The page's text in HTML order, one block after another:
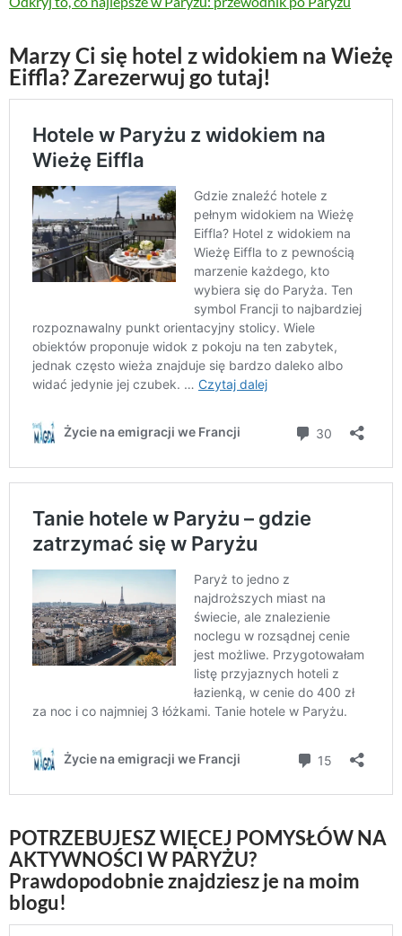
Marzy Ci się hotel z widokiem na Wieżę
Eiffla? Zarezerwuj go tutaj!
POTRZEBUJESZ WIĘCEJ POMYSŁÓW NA
AKTYWNOŚCI W PARYŻU?
Prawdopodobnie znajdziesz je na moim
blogu!